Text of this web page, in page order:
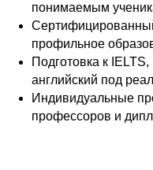
понимаемым
профильное
Подготовка к
английский под
Индивидуальные
профессоров и